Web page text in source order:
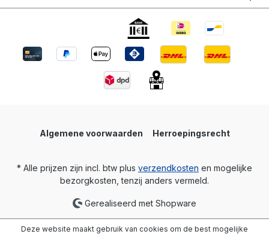
Algemene voorwaarden Herroepingsrecht
* Alle prijzen zijn incl. btw plus verzendkosten en mogelijke
bezorgkosten, tenzij anders vermeld.
Gerealiseerd met Shopware
Deze website maakt gebruik van cookies om de best mogelijke